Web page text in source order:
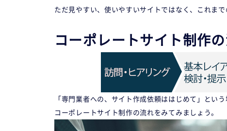
ただ見やすい、使いやすいサイトではなく、これま
コーポレートサイト制作
「専門業者への、サイト作成依頼ははじめて」とい
コーポレートサイト制作の流れをみてみましょう。